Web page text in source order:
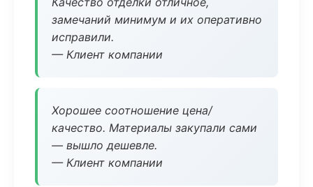
замечаний минимум и их оперативно
исправили.
— Клиент компании
Хорошее соотношение цена/
качество. Материалы закупали сами
— вышло дешевле.
— Клиент компании